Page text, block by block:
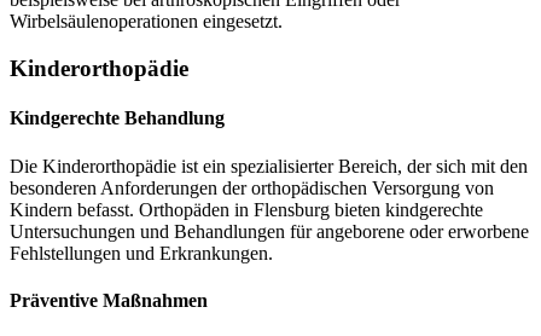
Wirbelsäulenoperationen eingesetzt.
Kinderorthopädie
Kindgerechte Behandlung
Die Kinderorthopädie ist ein spezialisierter Bereich, der sich mit den
besonderen Anforderungen der orthopädischen Versorgung von
Kindern befasst. Orthopäden in Flensburg bieten kindgerechte
Untersuchungen und Behandlungen für angeborene oder erworbene
Fehlstellungen und Erkrankungen.
Präventive Maßnahmen